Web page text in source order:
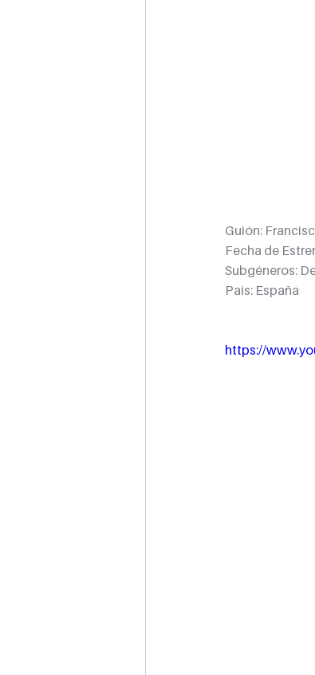
Guión:
Fecha de
Subgéneros:
País: España
https://